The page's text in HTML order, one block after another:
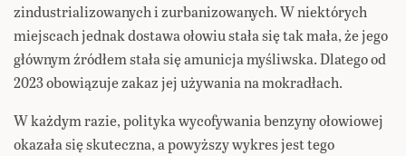
zindustrializowanych i zurbanizowanych. W niektórych
miejscach jednak dostawa ołowiu stała się tak mała, że jego
głównym źródłem stała się amunicja myśliwska. Dlatego od
2023 obowiązuje zakaz jej używania na mokradłach.
W każdym razie, polityka wycofywania benzyny ołowiowej
okazała się skuteczna, a powyższy wykres jest tego